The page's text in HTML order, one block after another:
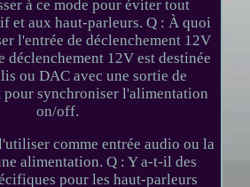
à ce mode pour éviter tout
et aux haut-parleurs. Q : À quoi
l'entrée de déclenchement 12V
déclenchement 12V est destinée
ou DAC avec une sortie de
pour synchroniser l'alimentation
on/off.
comme entrée audio ou la
alimentation. Q : Y a-t-il des
pour les haut-parleurs